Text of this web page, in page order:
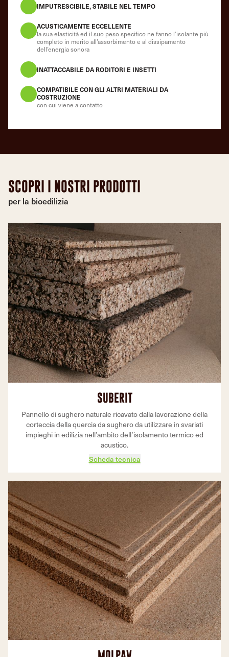
IMPUTRESCIBILE, STABILE NEL TEMPO
ACUSTICAMENTE ECCELLENTE
la sua elasticità ed il suo peso specifico ne fanno l’isolante più
completo in merito all’assorbimento e al dissipamento
dell’energia sonora
INATTACCABILE DA RODITORI E INSETTI
COMPATIBILE CON GLI ALTRI MATERIALI DA
COSTRUZIONE
con cui viene a contatto
SCOPRI I NOSTRI PRODOTTI
per la bioedilizia
SUBERIT
Pannello di sughero naturale ricavato dalla lavorazione della
corteccia della quercia da sughero da utilizzare in svariati
impieghi in edilizia nell’ambito dell’isolamento termico ed
acustico.
Scheda tecnica